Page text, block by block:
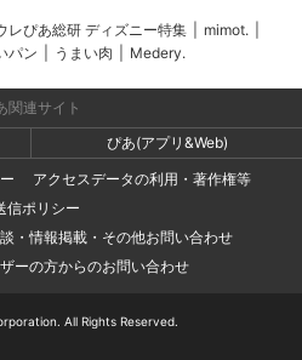
レぴあ総研 ディズニー特集 mimot.
パン うまい肉 Medery.
関連サイト
ぴあ(アプリ&Web)
アクセスデータの利用・著作権等
信ポリシー
・情報掲載・その他お問い合わせ
ーの方からのお問い合わせ
All Rights Reserved.